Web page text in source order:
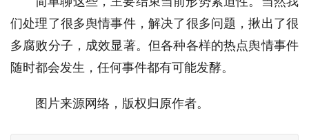
们处理了很多舆情事件，解决了很多问题，揪出了很
多腐败分子，成效显著。但各种各样的热点舆情事件
随时都会发生，任何事件都有可能发酵。
图片来源网络，版权归原作者。